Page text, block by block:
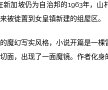
加坡仍为自治邦的1963年，山
被徙置到女皇镇新建的组屋区。
魔幻写实风格，小说开篇是一棵
面，出现了一面魔镜。作者化身